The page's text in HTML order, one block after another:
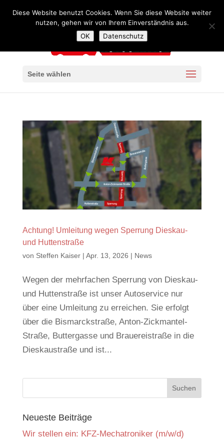
Seite wählen
Achtung! Umleitung wegen Sperrung Dieskau-
und Huttenstraße
von Steffen Kaiser| Apr. 13, 2026 | News
Wegen der mehrfachen Sperrung von Dieskau-
und Huttenstraße ist unser Autoservice nur
über eine Umleitung zu erreichen. Sie erfolgt
über die Bismarckstraße, Anton-Zickmantel-
Straße, Buttergasse und Brauereistraße in die
Dieskaustraße und ist...
Neueste Beiträge
Wir stellen ein: KFZ-Mechatroniker (m/w/d)
Diese Website benutzt Cookies. Wenn Sie diese Website weiter
nutzen, gehen wir von Ihrem Einverständnis aus.
OK
Datenschutz